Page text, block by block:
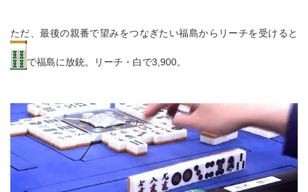
ただ、最後の親番で望みをつなぎたい福島からリーチを受けると
で福島に放銃。リーチ・白で3,900。